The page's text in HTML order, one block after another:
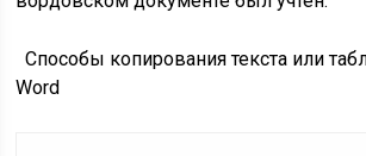
Способы копирования текста или
Word